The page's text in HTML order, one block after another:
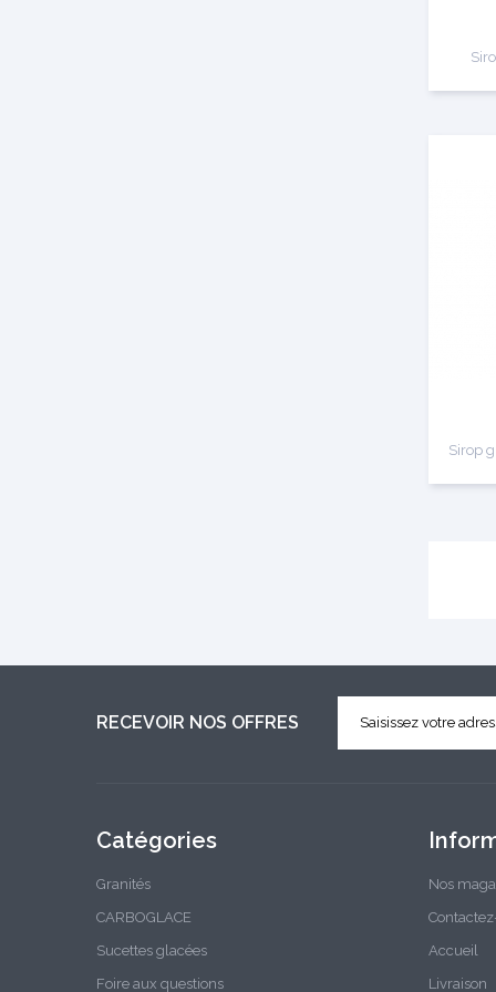
Sirop
RECEVOIR NOS OFFRES
Catégories
Granités
CARBOGLACE
Sucettes glacées
Foire aux questions
Nos
Accueil
Livraison